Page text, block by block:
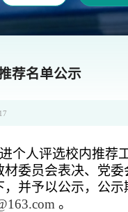
荐名单公示
人评选校内推荐
委员会表决、党
并予以公示，公示
。